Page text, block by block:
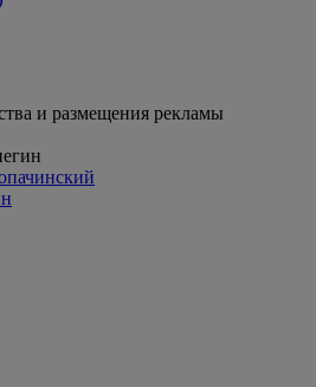
и размещения рекламы